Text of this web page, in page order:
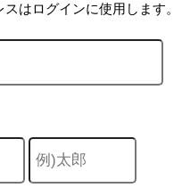
はログインに使用します。